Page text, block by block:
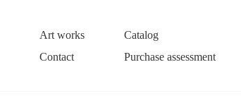
Art works
Catalog
Contact Purchase assessment